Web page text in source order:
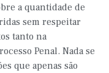
a quantidade de
sem respeitar
tanto na
Penal. Nada se
que apenas são